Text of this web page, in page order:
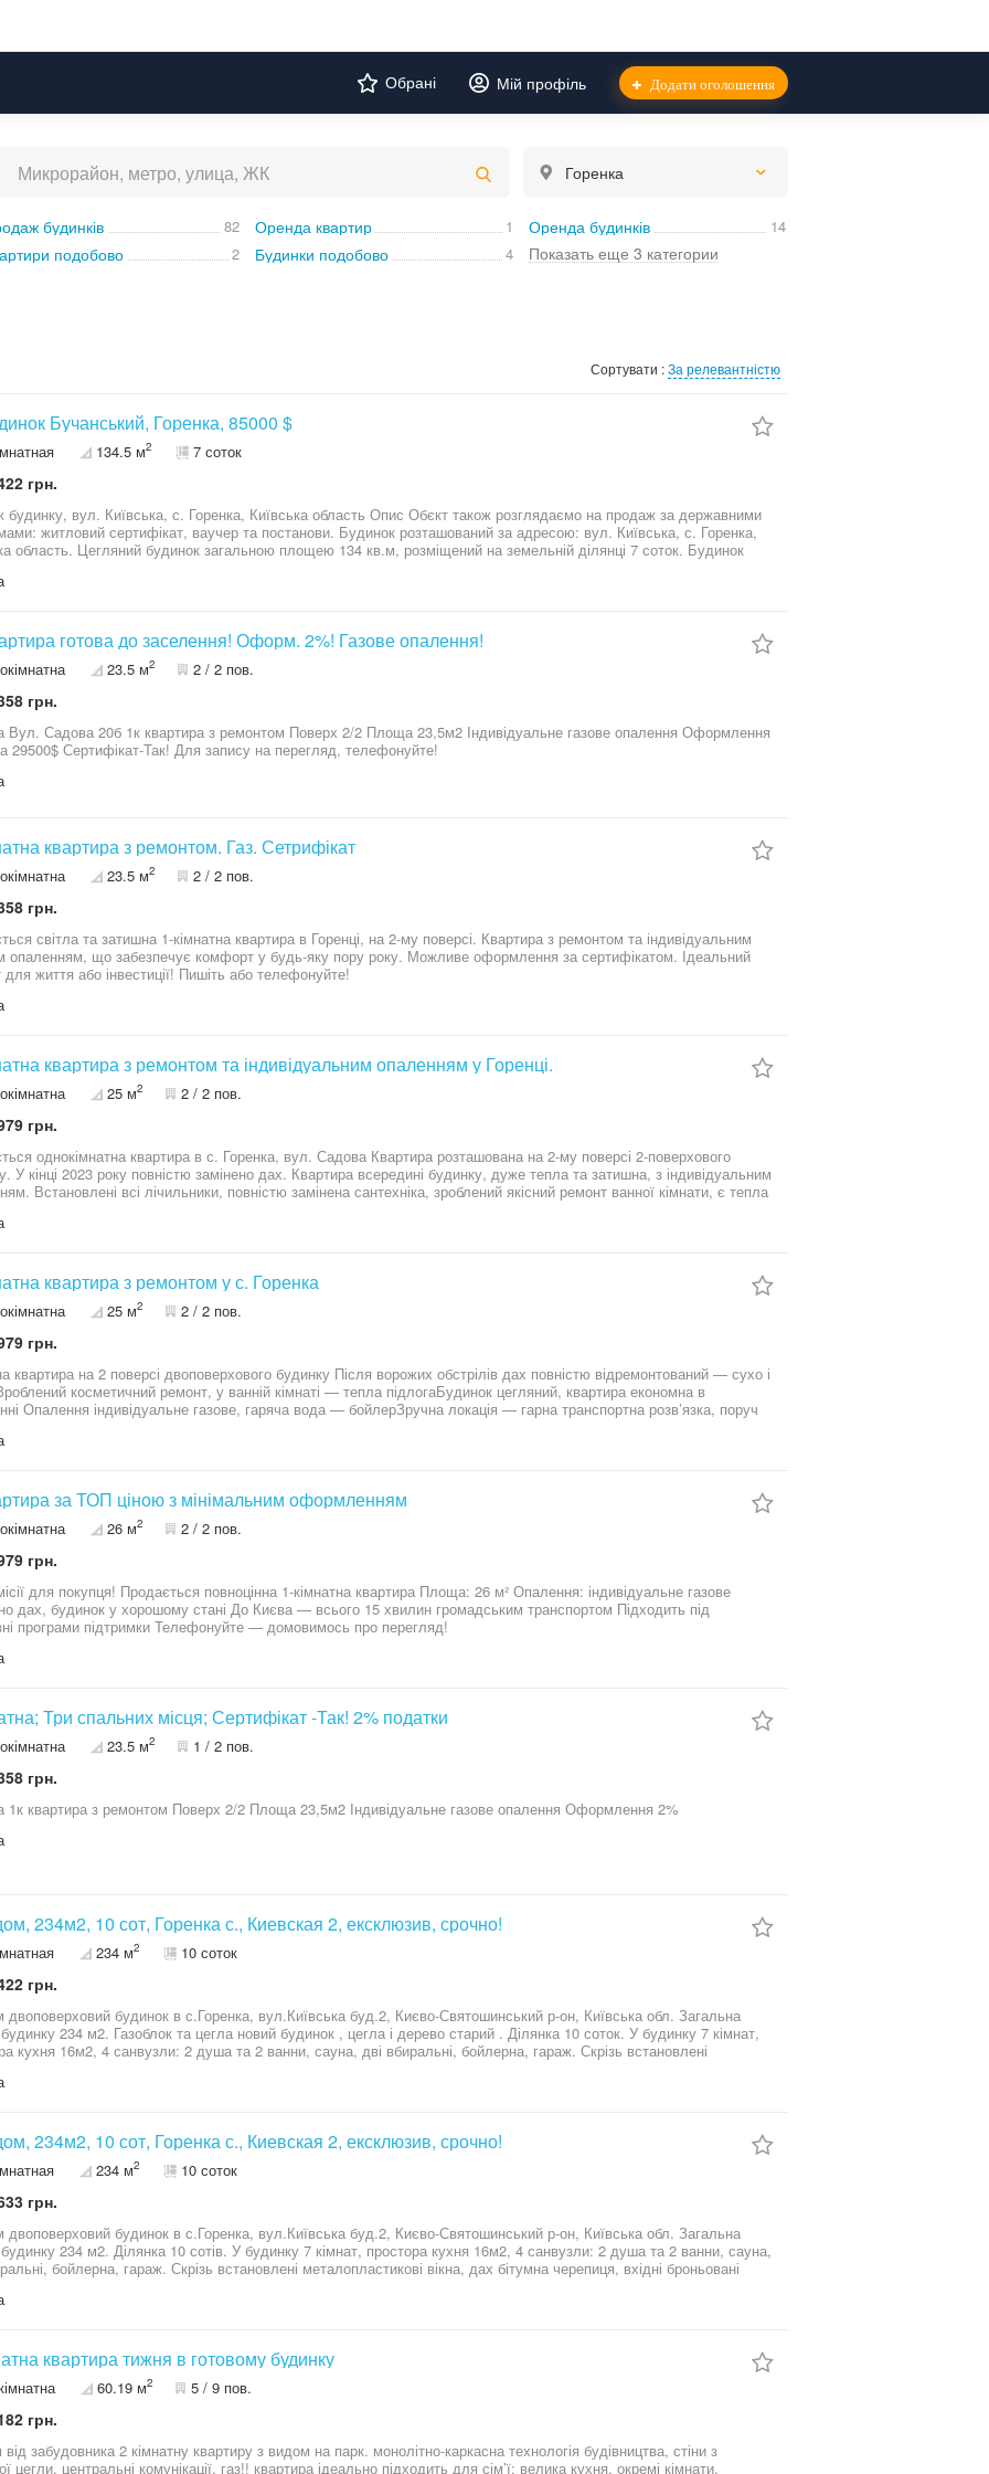
Обрані Мій профіль Додати оголошення
Горенка
будинків 82
подобово 2
Оренда квартир 1
Будинки подобово 4
Оренда будинків 14
Показать еще 3 категории
Сортувати :За релевантністю
Бучанський, Горенка, 85000 $
134.5 м2 7 соток
грн.
будинку, вул. Київська, с. Горенка, Київська область Опис Обєкт також розглядаємо на продаж за державними
житловий сертифікат, ваучер та постанови. Будинок розташований за адресою: вул. Київська, с. Горенка,
область. Цегляний будинок загальною площею 134 кв.м, розміщений на земельній ділянці 7 соток. Будинок
вхід. Передбачено 4 кімнати, 2 окремі кухні, 2 санвузли. Висота стелі 3 метри. У будинку наявні: газове
ремонту. На території розташовані: окремий гараж; господарське приміщення; доглянута земельна
придатна для саду або городини. Будинок знаходиться в районі з необхідною інфраструктурою. У пішій
розташовані магазин Фора, кінцева зупинка трамвая (14-та лінія) у Пущі-Водиці, зручний виїзд у напрямку
готові до укладення угоди. Перегляд можливий за попередньою домовленістю. Будинок підійде для
родини, спільного проживання двох поколінь або як обєкт для орендного бізнесу. Телефонуйте, щоб отримати
інформацію та домовитися про перегляд. будинок, стіни: силікатна цегла; житлових повірхів: 1; ділянка: 7
готова до заселення! Оформ. 2%! Газове опалення!
23.5 м2 2 / 2 пов.
грн.
20б 1к квартира з ремонтом Поверх 2/2 Площа 23,5м2 Індивідуальне газове опалення Оформлення
2% Ціна 29500$ Сертифікат-Так! Для запису на перегляд, телефонуйте!
квартира з ремонтом. Газ. Сетрифікат
23.5 м2 2 / 2 пов.
грн.
світла та затишна 1-кімнатна квартира в Горенці, на 2-му поверсі. Квартира з ремонтом та індивідуальним
опаленням, що забезпечує комфорт у будь-яку пору року. Можливе оформлення за сертифікатом. Ідеальний
варіант для життя або інвестиції! Пишіть або телефонуйте!
квартира з ремонтом та індивідуальним опаленням у Горенці.
25 м2 2 / 2 пов.
грн.
квартира в с. Горенка, вул. Садова Квартира розташована на 2-му поверсі 2-поверхового
У кінці 2023 року повністю замінено дах. Квартира всередині будинку, дуже тепла та затишна, з індивідуальним
якісний ремонт ванної кімнати, є тепла
квартира з ремонтом у с. Горенка
25 м2 2 / 2 пов.
грн.
квартира на 2 поверсі двоповерхового будинку Після ворожих обстрілів дах повністю відремонтований — сухо і
косметичний ремонт, у ванній кімнаті — тепла підлогаБудинок цегляний, квартира економна в
Опалення індивідуальне газове, гаряча вода — бойлерЗручна локація — гарна транспортна розв’язка, поруч
2057 Телефонуйте — домовимось про перегляд! Марина, АН «Квартал»
за ТОП ціною з мінімальним оформленням
26 м2 2 / 2 пов.
грн.
покупця! Продається повноцінна 1-кімнатна квартира Площа: 26 м² Опалення: індивідуальне газове
у хорошому стані До Києва — всього 15 хвилин громадським транспортом Підходить під
державні програми підтримки Телефонуйте — домовимось про перегляд!
Три спальних місця; Сертифікат -Так! 2% податки
23.5 м2 1 / 2 пов.
грн.
Горенка 1к квартира з ремонтом Поверх 2/2 Площа 23,5м2 Індивідуальне газове опалення Оформлення 2%
234м2, 10 сот, Горенка с., Киевская 2, ексклюзив, срочно!
234 м2 10 соток
грн.
будинок в с.Горенка, вул.Київська буд.2, Києво-Святошинський р-он, Київська обл. Загальна
234 м2. Газоблок та цегла новий будинок , цегла і дерево старий . Ділянка 10 соток. У будинку 7 кімнат,
кухня 16м2, 4 санвузли: 2 душа та 2 ванни, сауна, дві вбиральні, бойлерна, гараж. Скрізь встановлені
електроворота, автономна каналізація, що не вимагає викачування, централізоване водопостачання. В будинку
двох машин, є підсобне приміщення з погребом, затишний дворик і плодові дерева. Поруч озеро, паркова
зупинка громадського транспорту; 17 трамвай до ст. Оболонь, 12 трамвай до ст.м.Контрактова площа,
магазини. ціна 180000 у.о. можливий торг | Ексклюзивний договір
234м2, 10 сот, Горенка с., Киевская 2, ексклюзив, срочно!
234 м2 10 соток
грн.
будинок в с.Горенка, вул.Київська буд.2, Києво-Святошинський р-он, Київська обл. Загальна
Ділянка 10 сотів. У будинку 7 кімнат, простора кухня 16м2, 4 санвузли: 2 душа та 2 ванни, сауна,
бойлерна, гараж. Скрізь встановлені металопластикові вікна, дах бітумна черепиця, вхідні броньовані
централізоване водопостачання. В будинку також є: газовий котел Vaillant, електрокотел, бойлер на 150
дворик і плодові дерева. Поруч озеро, паркова зона відпочинку, зупинка громадського транспорту; 17 трамвай
12 трамвай до ст.м.Контрактова площа, магазини. ціна 175000 у.о. можливий торг | Ексклюзивний
квартира тижня в готовому будинку
60.19 м2 5 / 9 пов.
грн.
забудовника 2 кімнатну квартиру з видом на парк. монолітно-каркасна технологія будівництва, стіни з
комунікації, газ!! квартира ідеально підходить для сім’ї: велика кухня, окремі кімнати,